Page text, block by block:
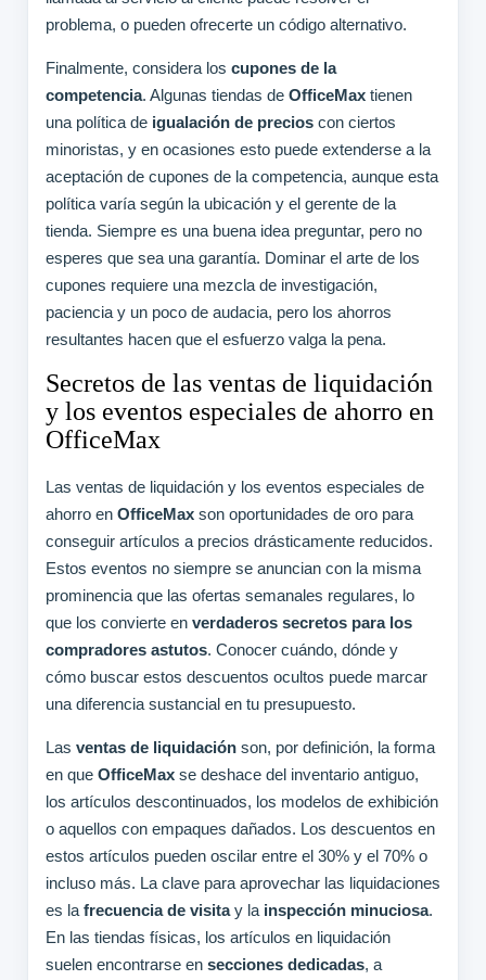
problema, o pueden ofrecerte un código alternativo.
Finalmente, considera los cupones de la
competencia. Algunas tiendas de OfficeMaxtienen
una política de igualación de precioscon ciertos
minoristas, y en ocasiones esto puede extenderse a la
aceptación de cupones de la competencia, aunque esta
política varía según la ubicación y el gerente de la
tienda. Siempre es una buena idea preguntar, pero no
esperes que sea una garantía. Dominar el arte de los
cupones requiere una mezcla de investigación,
paciencia y un poco de audacia, pero los ahorros
resultantes hacen que el esfuerzo valga la pena.
Secretos de las ventas de liquidación
y los eventos especiales de ahorro en
OfficeMax
Las ventas de liquidación y los eventos especiales de
ahorro en OfficeMaxson oportunidades de oro para
conseguir artículos a precios drásticamente reducidos.
Estos eventos no siempre se anuncian con la misma
prominencia que las ofertas semanales regulares, lo
que los convierte en verdaderos secretos para los
compradores astutos. Conocer cuándo, dónde y
cómo buscar estos descuentos ocultos puede marcar
una diferencia sustancial en tu presupuesto.
Las ventas de liquidaciónson, por definición, la forma
en que OfficeMaxse deshace del inventario antiguo,
los artículos descontinuados, los modelos de exhibición
o aquellos con empaques dañados. Los descuentos en
estos artículos pueden oscilar entre el 30% y el 70% o
incluso más. La clave para aprovechar las liquidaciones
es la frecuencia de visitay la inspección minuciosa.
En las tiendas físicas, los artículos en liquidación
suelen encontrarse en secciones dedicadas, a